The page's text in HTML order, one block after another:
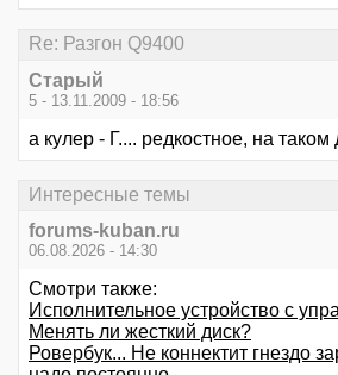
Re: Разгон Q9400
Старый
5 - 13.11.2009 - 18:56
а кулер - Г.... редкостное, на
Интересные темы
forums-kuban.ru
06.08.2026 - 14:30
Смотри также:
Исполнительное устройство с
Менять ли жесткий диск?
Ровербук... Не коннектит гнездо